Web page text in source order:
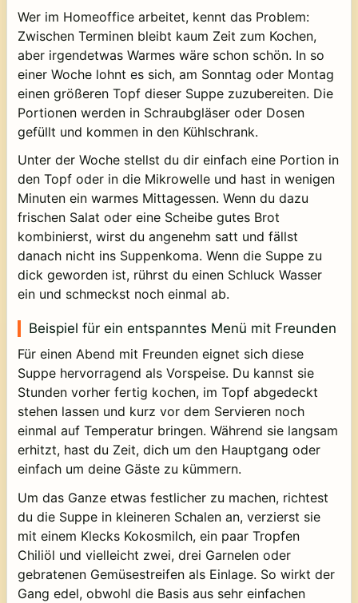
Wer im Homeoffice arbeitet, kennt das Problem:
Zwischen Terminen bleibt kaum Zeit zum Kochen,
aber irgendetwas Warmes wäre schon schön. In so
einer Woche lohnt es sich, am Sonntag oder Montag
einen größeren Topf dieser Suppe zuzubereiten. Die
Portionen werden in Schraubgläser oder Dosen
gefüllt und kommen in den Kühlschrank.
Unter der Woche stellst du dir einfach eine Portion in
den Topf oder in die Mikrowelle und hast in wenigen
Minuten ein warmes Mittagessen. Wenn du dazu
frischen Salat oder eine Scheibe gutes Brot
kombinierst, wirst du angenehm satt und fällst
danach nicht ins Suppenkoma. Wenn die Suppe zu
dick geworden ist, rührst du einen Schluck Wasser
ein und schmeckst noch einmal ab.
Beispiel für ein entspanntes Menü mit Freunden
Für einen Abend mit Freunden eignet sich diese
Suppe hervorragend als Vorspeise. Du kannst sie
Stunden vorher fertig kochen, im Topf abgedeckt
stehen lassen und kurz vor dem Servieren noch
einmal auf Temperatur bringen. Während sie langsam
erhitzt, hast du Zeit, dich um den Hauptgang oder
einfach um deine Gäste zu kümmern.
Um das Ganze etwas festlicher zu machen, richtest
du die Suppe in kleineren Schalen an, verzierst sie
mit einem Klecks Kokosmilch, ein paar Tropfen
Chiliöl und vielleicht zwei, drei Garnelen oder
gebratenen Gemüsestreifen als Einlage. So wirkt der
Gang edel, obwohl die Basis aus sehr einfachen